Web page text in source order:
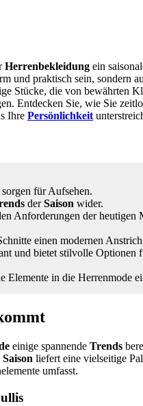
Herrenbekleidung ein
und praktisch sein, sondern
Stücke, die von bewährten
Entdecken Sie, wie Sie
Ihre Persönlichkeit
für Aufsehen.
derSaison wider.
Anforderungen der heutigen
einen modernen
und bietet stilvolle Optionen
Elemente in die Herrenmode
einige spannende Trends
Saison liefert eine vielseitige
umfasst.